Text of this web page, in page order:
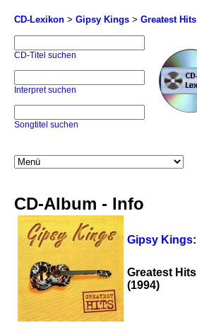
CD-Lexikon > Gipsy Kings > Greatest Hits
CD-Titel suchen
Interpret suchen
Songtitel suchen
CD-Album - Info
Gipsy Kings:
Greatest Hits
(1994)